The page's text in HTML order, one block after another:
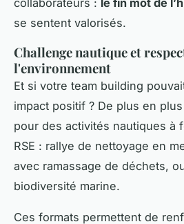
collaborateurs : le fin mot de
se sentent valorisés.
Challenge nautique et
l'environnement
Et si votre team building
impact positif ? De plus en
pour des activités nautiques à
RSE : rallye de nettoyage en
avec ramassage de déchets,
biodiversité marine.
Ces formats permettent de